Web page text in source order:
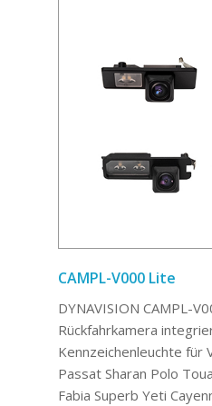
CAMPL-V000 Lite
DYNAVISION CAMPL-
Rückfahrkamera
Kennzeichenleuchte für
Passat Sharan Polo
Fabia Superb Yeti